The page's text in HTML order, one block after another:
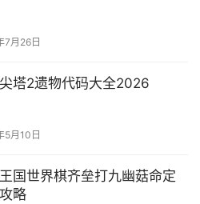
7月26日
塔2遗物代码大全2026
5月10日
国世界棋齐垒打九幽菇命定
略